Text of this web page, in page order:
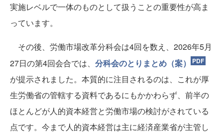
実施レベルで一体のものとして扱うことの重要性が高ま
っています。
その後、労働市場改革分科会は4回を数え、2026年5月
27日の第4回会合では、 分科会のとりまとめ（案）
が提示されました。本質的に注目されるのは、これが厚
生労働省の管轄する資料であるにもかかわらず、前半の
ほとんどが人的資本経営と労働市場の検討がされている
点です。今まで人的資本経営は主に経済産業省が主管し